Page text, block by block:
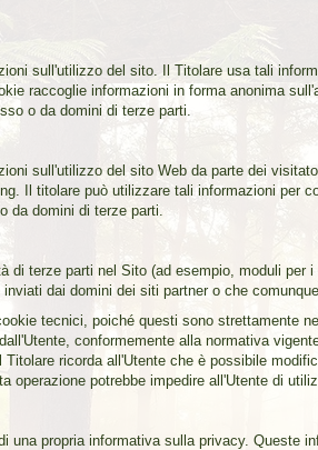
sull'utilizzo del sito. Il Titolare usa tali
raccoglie informazioni in forma anonima
o da domini di terze parti.
sull'utilizzo del sito Web da parte dei
Il titolare può utilizzare tali informazioni per
da domini di terze parti.
di terze parti nel Sito (ad esempio, moduli
dai domini dei siti partner o che
tecnici, poiché questi sono strettamente
conformemente alla normativa
ricorda all'Utente che è possibile
potrebbe impedire all'Utente di
una propria informativa sulla privacy. Queste